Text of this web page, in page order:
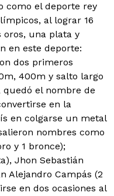
como el deporte rey
al lograr 16
oros, una plata y
en este deporte:
dos primeros
400m y salto largo
quedó el nombre de
en la
en colgarse un metal
nombres como
y 1 bronce);
Jhon Sebastián
Alejandro Campás (2
en dos ocasiones al